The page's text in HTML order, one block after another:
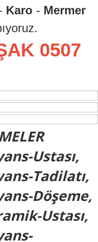
Karo - Mermer
0507
Ustası,
Tadilatı,
Döşeme,
Ustası,